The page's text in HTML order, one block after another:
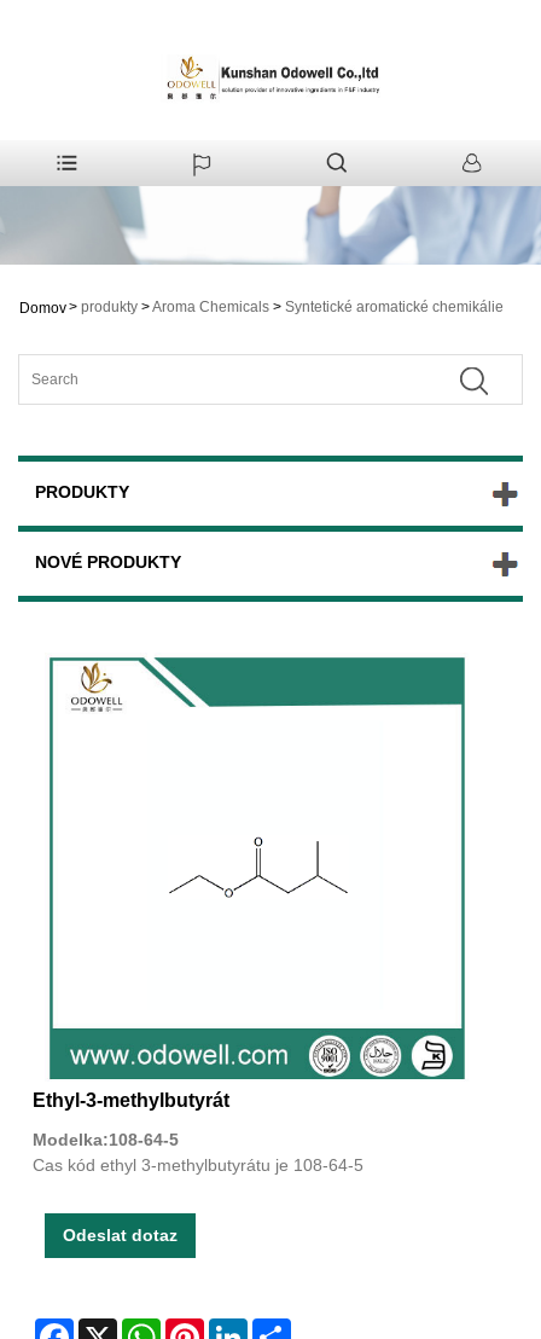
Domov> produkty >Aroma Chemicals > Syntetické aromatické chemikálie
PRODUKTY
NOVÉ PRODUKTY
Ethyl-3-methylbutyrát
Modelka:108-64-5
Cas kód ethyl 3-methylbutyrátu je 108-64-5
Odeslat dotaz
Facebook
X WhatsAppPinterestLinkedIn